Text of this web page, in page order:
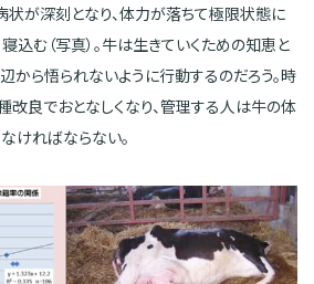
状が深刻となり、体力が落ちて極限状態に
込む（写真）。牛は生きていくための知恵と
から悟られないように行動するのだろう。時
改良でおとなしくなり、管理する人は牛の体
ければならない。